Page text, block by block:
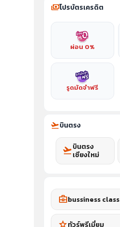
paymentsโปรบัตรเครดิต
ผ่อน 0%
รูดมัดจำฟรี
flight_takeoffบินตรง
flight_takeoffบินตรง
เชียงใหม่
business_centerbussiness class
starทัวร์พรีเมี่ยม